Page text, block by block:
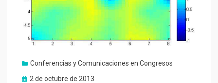
Conferencias y Comunicaciones en Congresos
Publicado
2 de octubre de 2013